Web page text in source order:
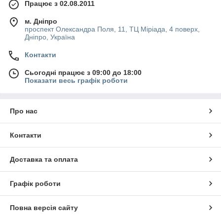
Працює з 02.08.2011
м. Дніпро
проспект Олександра Поля, 11, ТЦ Міріада, 4 поверх,
Дніпро, Україна
Контакти
Сьогодні працює з 09:00 до 18:00
Показати весь графік роботи
Про нас
Контакти
Доставка та оплата
Графік роботи
Повна версія сайту